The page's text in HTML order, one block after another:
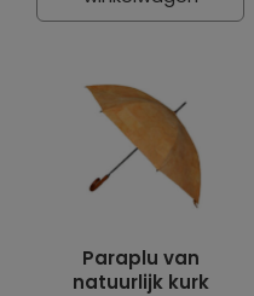
Paraplu van
natuurlijk kurk